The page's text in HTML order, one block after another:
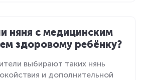
няня с медицинским
здоровому ребёнку?
выбирают таких нянь
и дополнительной